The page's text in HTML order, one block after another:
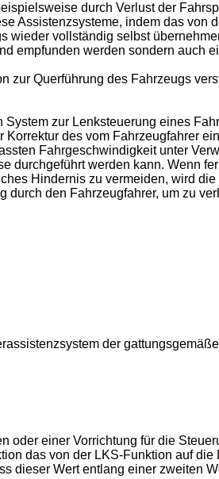
durch Verlust der
Assistenzsysteme, indem das von
wieder vollständig selbst
empfunden werden sondern auch
zur Querführung des Fahrzeugs
System zur Lenksteuerung eines
des vom Fahrzeugfahrer
Fahrgeschwindigkeit unter
durchgeführt werden kann. Wenn
Hindernis zu vermeiden, wird
den Fahrzeugfahrer, um zu
der
oder einer Vorrichtung für die
das von der LKS-Funktion auf
dieser Wert entlang einer zweiten